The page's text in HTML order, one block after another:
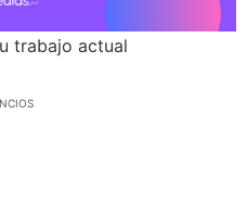
trabajo actual